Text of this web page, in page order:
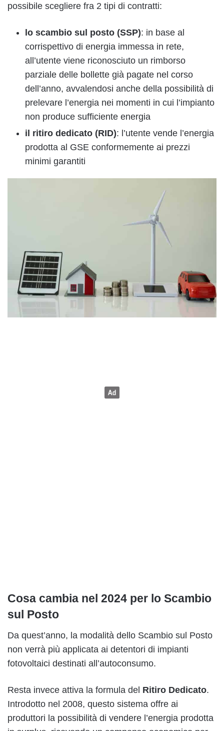
possibile scegliere fra 2 tipi di contratti:
lo scambio sul posto (SSP): in base al
corrispettivo di energia immessa in rete,
all’utente viene riconosciuto un rimborso
parziale delle bollette già pagate nel corso
dell’anno, avvalendosi anche della possibilità di
prelevare l’energia nei momenti in cui l’impianto
non produce sufficiente energia
il ritiro dedicato (RID): l’utente vende l’energia
prodotta al GSE conformemente ai prezzi
minimi garantiti
Cosa cambia nel 2024 per lo Scambio
sul Posto
Da quest’anno, la modalità dello Scambio sul Posto
non verrà più applicata ai detentori di impianti
fotovoltaici destinati all’autoconsumo.
Resta invece attiva la formula del Ritiro Dedicato.
Introdotto nel 2008, questo sistema offre ai
produttori la possibilità di vendere l’energia prodotta